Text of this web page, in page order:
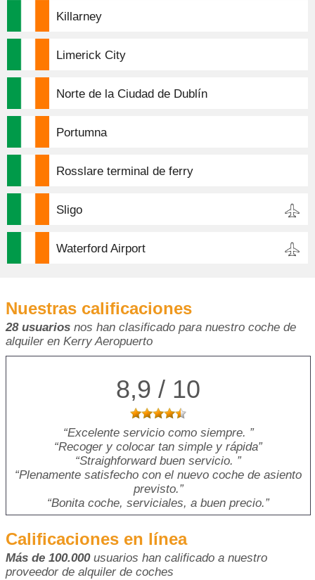
Killarney
Limerick City
Norte de la Ciudad de Dublín
Portumna
Rosslare terminal de ferry
Sligo
Waterford Airport
Nuestras calificaciones
28 usuarios nos han clasificado para nuestro coche de
alquiler en Kerry Aeropuerto
8,9 / 10
Excelente servicio como siempre.
Recoger y colocar tan simple y rápida
Straighforward buen servicio.
Plenamente satisfecho con el nuevo coche de asiento
previsto.
Bonita coche, serviciales, a buen precio.
Calificaciones en línea
Más de 100.000usuarios han calificado a nuestro
proveedor de alquiler de coches